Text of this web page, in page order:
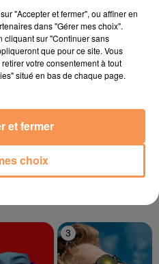
18h15
18h15
3
"Accepter et fermer", ou affiner en
dans "Gérer mes choix".
cliquant sur "Continuer sans
que pour ce site. Vous
votre consentement à tout
situé en bas de chaque page.
choix
et fermer